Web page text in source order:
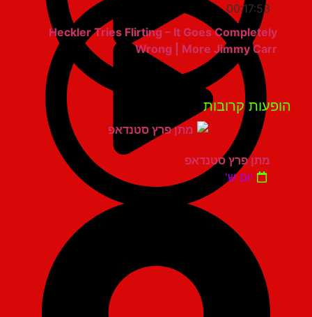
00:17:53
Heckler Tries Flirting – It Goes Completely
Wrong | More Jimmy Carr
קרובות
מתן פרץ סטנדאפ
יום ש'